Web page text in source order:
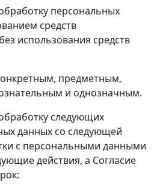
персональных
средств
использования средств
предметным,
и однозначным.
следующих
данных со следующей
с персональными данными
действия, а Согласие